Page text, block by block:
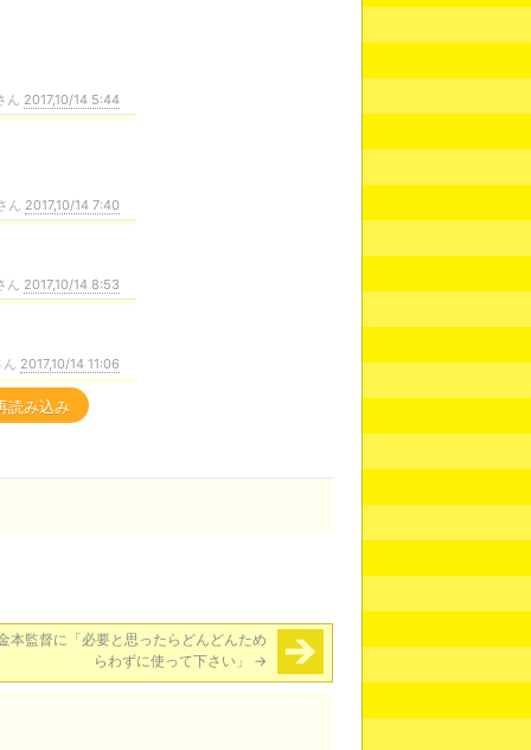
ん 2017,10/14 5:44
ん 2017,10/14 7:40
ん 2017,10/14 8:53
2017,10/14 11:06
読み込み
本監督に「必要と思ったらどんどんため
らわずに使って下さい」 →